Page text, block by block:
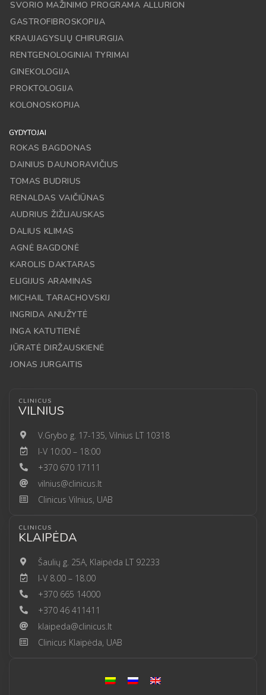
SVORIO MAŽINIMO PROGRAMA ALLURION
GASTROFIBROSKOPIJA
KRAUJAGYSLIŲ CHIRURGIJA
RENTGENOLOGINIAI TYRIMAI
GINEKOLOGIJA
PROKTOLOGIJA
KOLONOSKOPIJA
GYDYTOJAI
ROKAS BAGDONAS
DAINIUS DAUNORAVIČIUS
TOMAS BUDRIUS
RENALDAS VAIČIŪNAS
AUDRIUS ŽIŽLIAUSKAS
DALIUS KLIMAS
AGNĖ BAGDONĖ
KAROLIS DAKTARAS
ELIGIJUS ARAMINAS
MICHAIL TARACHOVSKIJ
INGRIDA ANUŽYTĖ
INGA KATUTIENĖ
JŪRATĖ DIRŽAUSKIENĖ
JONAS JURGAITIS
CLINICUS
VILNIUS
V.Grybo g. 17-135, Vilnius LT 10318
I-V 10:00 – 18:00
+370 670 17111
vilnius@clinicus.lt
Clinicus Vilnius, UAB
CLINICUS
KLAIPĖDA
Šaulių g. 25A, Klaipėda LT 92233
I-V 8.00 – 18.00
+370 665 14000
+370 46 411411
klaipeda@clinicus.lt
Clinicus Klaipėda, UAB